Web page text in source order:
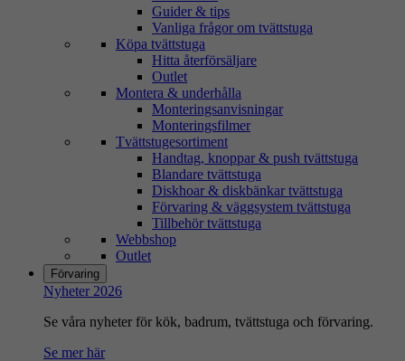
Guider & tips
Vanliga frågor om tvättstuga
Köpa tvättstuga
Hitta återförsäljare
Outlet
Montera & underhålla
Monteringsanvisningar
Monteringsfilmer
Tvättstugesortiment
Handtag, knoppar & push tvättstuga
Blandare tvättstuga
Diskhoar & diskbänkar tvättstuga
Förvaring & väggsystem tvättstuga
Tillbehör tvättstuga
Webbshop
Outlet
Förvaring
Nyheter 2026
Se våra nyheter för kök, badrum, tvättstuga och förvaring.
Se mer här